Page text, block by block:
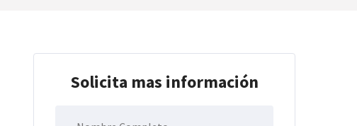
Solicita mas información